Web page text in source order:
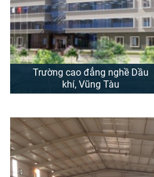
Trường cao đẳng nghề Dầu
khí, Vũng Tàu
Tổng công ty cổ phần Xây lắp Dầu
khí Việt Nam PVC - Thi công xây
dựng Trường Cao đảng Nghề Dầu
khí tại Vũng Tàu Địa điểm: số 43,